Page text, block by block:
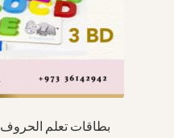
Letter Learning Cards بطاقات تعلم الحروف